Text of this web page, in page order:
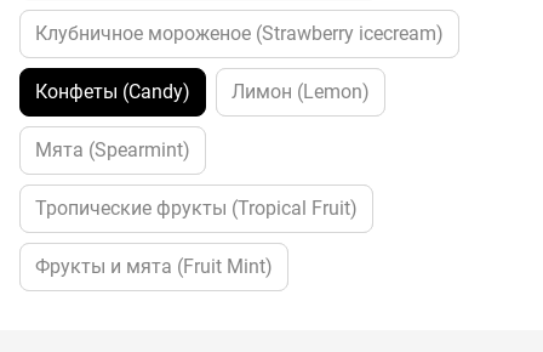
Клубничное мороженое (Strawberry icecream)
Конфеты (Candy) Лимон (Lemon)
Мята (Spearmint)
Тропические фрукты (Tropical Fruit)
Фрукты и мята (Fruit Mint)